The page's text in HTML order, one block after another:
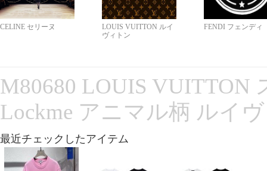
CELINE セリーヌ
LOUIS VUITTON ルイ
ヴィトン
FENDI フェンディ
M80680 LOUIS VUITTON
Lockme アニマル柄 ルイ
最近チェックしたアイテム